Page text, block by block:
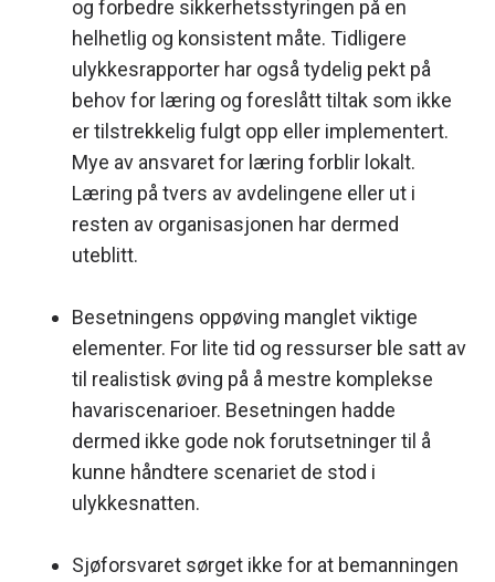
og forbedre sikkerhetsstyringen på en
helhetlig og konsistent måte. Tidligere
ulykkesrapporter har også tydelig pekt på
behov for læring og foreslått tiltak som ikke
er tilstrekkelig fulgt opp eller implementert.
Mye av ansvaret for læring forblir lokalt.
Læring på tvers av avdelingene eller ut i
resten av organisasjonen har dermed
uteblitt.
Besetningens oppøving manglet viktige
elementer. For lite tid og ressurser ble satt av
til realistisk øving på å mestre komplekse
havariscenarioer. Besetningen hadde
dermed ikke gode nok forutsetninger til å
kunne håndtere scenariet de stod i
ulykkesnatten.
Sjøforsvaret sørget ikke for at bemanningen